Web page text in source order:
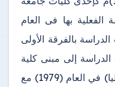
الفعلية بها فى العام
،وقد بدأت الدراسة بالفرقة الأولى
إلى مبنى كلية
التربية القديم (التربية الرياضية حاليا) في العام (1979) مع